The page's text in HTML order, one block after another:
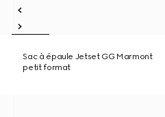
Sac à épaule Jetset GG Marmont
petit format